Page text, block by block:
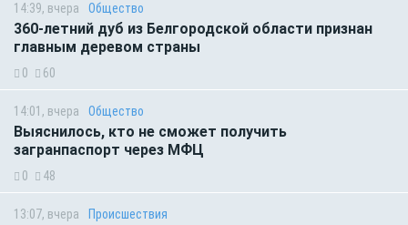
14:39, вчера Общество
360-летний дуб из Белгородской области признан
главным деревом страны
0 60
14:01, вчера Общество
Выяснилось, кто не сможет получить
загранпаспорт через МФЦ
0 48
13:07, вчера Происшествия